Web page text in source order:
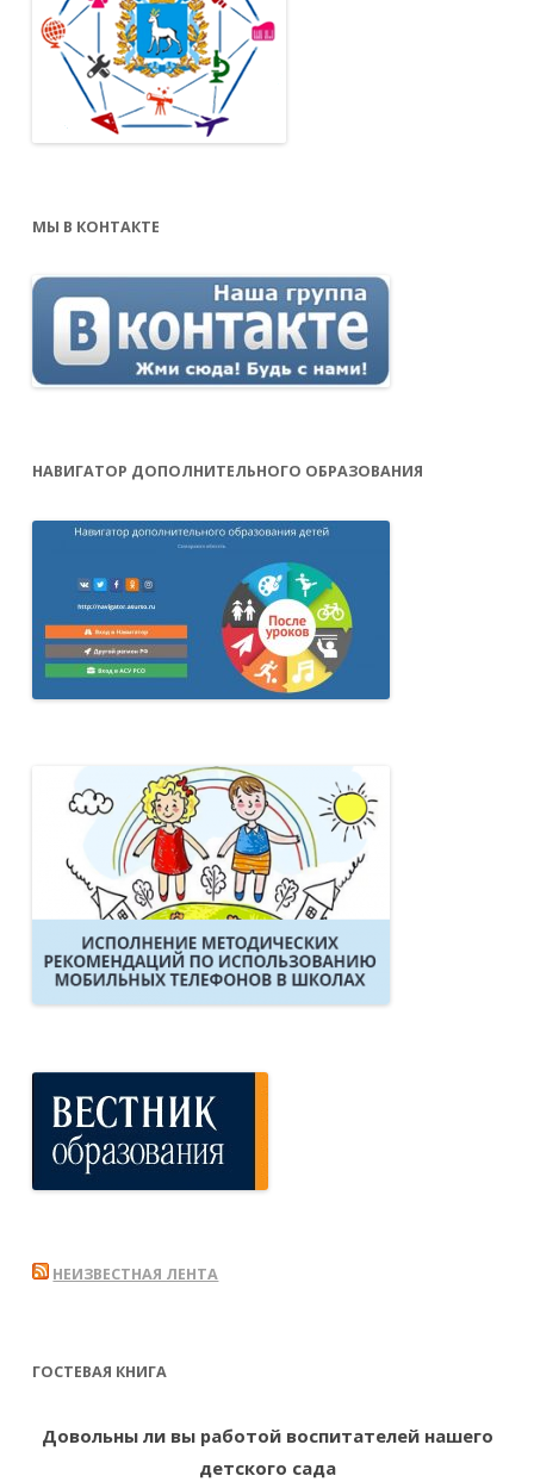
МЫ В КОНТАКТЕ
НАВИГАТОР ДОПОЛНИТЕЛЬНОГО ОБРАЗОВАНИЯ
НЕИЗВЕСТНАЯ ЛЕНТА
ГОСТЕВАЯ КНИГА
Довольны ли вы работой воспитателей нашего
детского сада